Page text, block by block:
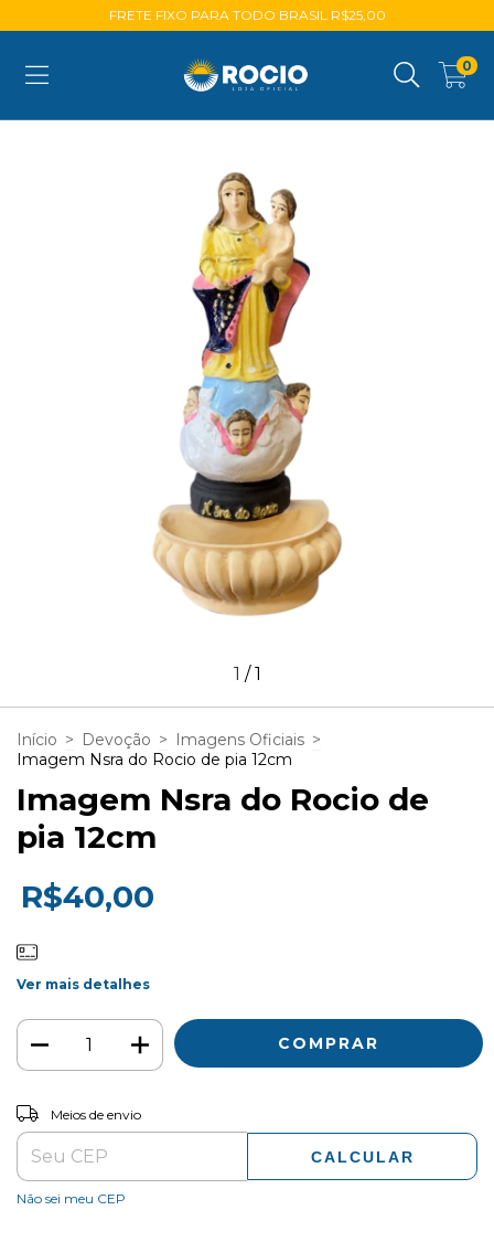
FRETE FIXO PARA TODO BRASIL R$25,00
0
1 /1
Início > Devoção > Imagens Oficiais >
Imagem Nsra do Rocio de pia 12cm
Imagem Nsra do Rocio de
pia 12cm
R$40,00
Ver mais detalhes
Entregas para o CEP:
Meios de envio
CALCULAR
Não sei meu CEP